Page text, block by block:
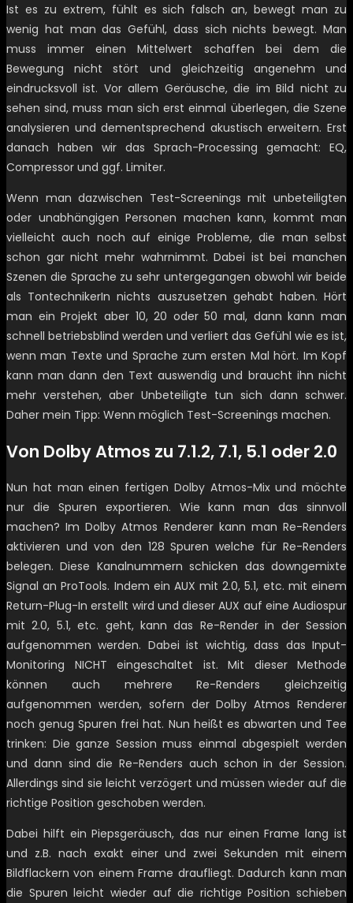
Ist es zu extrem, fühlt es sich falsch an, bewegt man zu
wenig hat man das Gefühl, dass sich nichts bewegt. Man
muss immer einen Mittelwert schaffen bei dem die
Bewegung nicht stört und gleichzeitig angenehm und
eindrucksvoll ist. Vor allem Geräusche, die im Bild nicht zu
sehen sind, muss man sich erst einmal überlegen, die Szene
analysieren und dementsprechend akustisch erweitern. Erst
danach haben wir das Sprach-Processing gemacht: EQ,
Compressor und ggf. Limiter.
Wenn man dazwischen Test-Screenings mit unbeteiligten
oder unabhängigen Personen machen kann, kommt man
vielleicht auch noch auf einige Probleme, die man selbst
schon gar nicht mehr wahrnimmt. Dabei ist bei manchen
Szenen die Sprache zu sehr untergegangen obwohl wir beide
als TontechnikerIn nichts auszusetzen gehabt haben. Hört
man ein Projekt aber 10, 20 oder 50 mal, dann kann man
schnell betriebsblind werden und verliert das Gefühl wie es ist,
wenn man Texte und Sprache zum ersten Mal hört. Im Kopf
kann man dann den Text auswendig und braucht ihn nicht
mehr verstehen, aber Unbeteiligte tun sich dann schwer.
Daher mein Tipp: Wenn möglich Test-Screenings machen.
Von Dolby Atmos zu 7.1.2, 7.1, 5.1 oder 2.0
Nun hat man einen fertigen Dolby Atmos-Mix und möchte
nur die Spuren exportieren. Wie kann man das sinnvoll
machen? Im Dolby Atmos Renderer kann man Re-Renders
aktivieren und von den 128 Spuren welche für Re-Renders
belegen. Diese Kanalnummern schicken das downgemixte
Signal an ProTools. Indem ein AUX mit 2.0, 5.1, etc. mit einem
Return-Plug-In erstellt wird und dieser AUX auf eine Audiospur
mit 2.0, 5.1, etc. geht, kann das Re-Render in der Session
aufgenommen werden. Dabei ist wichtig, dass das Input-
Monitoring NICHT eingeschaltet ist. Mit dieser Methode
können auch mehrere Re-Renders gleichzeitig
aufgenommen werden, sofern der Dolby Atmos Renderer
noch genug Spuren frei hat. Nun heißt es abwarten und Tee
trinken: Die ganze Session muss einmal abgespielt werden
und dann sind die Re-Renders auch schon in der Session.
Allerdings sind sie leicht verzögert und müssen wieder auf die
richtige Position geschoben werden.
Dabei hilft ein Piepsgeräusch, das nur einen Frame lang ist
und z.B. nach exakt einer und zwei Sekunden mit einem
Bildflackern von einem Frame draufliegt. Dadurch kann man
die Spuren leicht wieder auf die richtige Position schieben